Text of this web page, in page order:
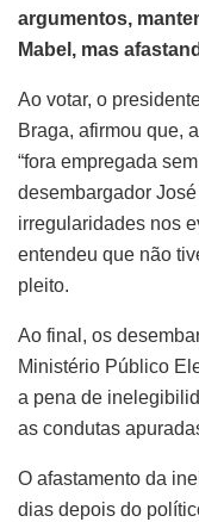
argumentos,
Mabel, mas
Ao votar, o
Braga, afirmou que,
“fora empregada
desembargador
irregularidades nos
entendeu que não
pleito.
Ao final, os
Ministério Público
a pena de
as condutas
O afastamento da
dias depois do